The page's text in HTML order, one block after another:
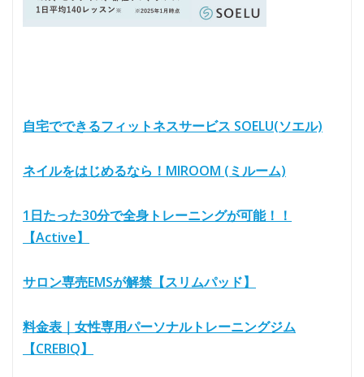
自宅でできるフィットネスサービス SOELU(ソエル)
ネイルをはじめるなら！MIROOM (ミルーム)
1日たった30分で全身トレーニングが可能！！
【Active】
サロン専売EMSが解禁【スリムパッド】
料金表｜女性専用パーソナルトレーニングジム
【CREBIQ】